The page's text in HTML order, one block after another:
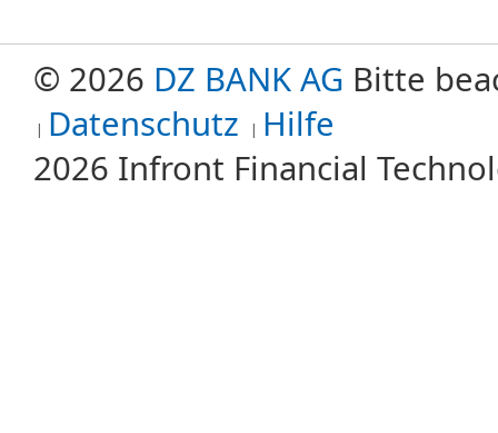
© 2026 DZ BANK AG Bitte
Datenschutz Hilfe
2026 Infront Financial